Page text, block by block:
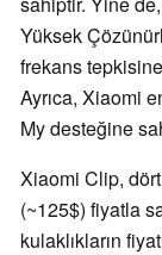
Yüksek
frekans
Ayrıca, Xiaomi
My desteğine
Xiaomi Clip,
(~125$) fiyatla
kulaklıkların